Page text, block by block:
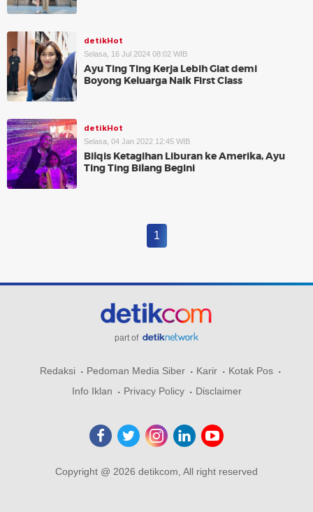
detikHot
Selasa, 16 Jul 2024 08:02 WIB
Ayu Ting Ting Kerja Lebih Giat demi
Boyong Keluarga Naik First Class
detikHot
Selasa, 04 Jan 2022 12:45 WIB
Bilqis Ketagihan Liburan ke Amerika, Ayu
Ting Ting Bilang Begini
1
part of
Redaksi Pedoman Media Siber Karir
Kotak Pos
Info Iklan
Privacy Policy Disclaimer
Copyright @ 2026 detikcom, All right reserved